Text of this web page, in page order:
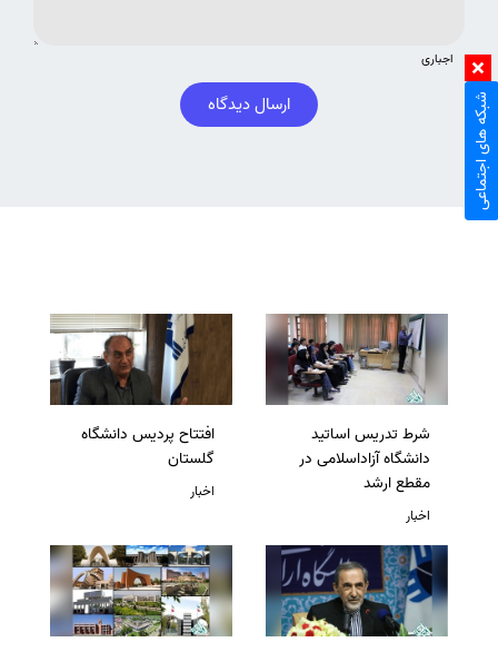
اجباری
ارسال دیدگاه
شرط تدریس اساتید
دانشگاه آزاداسلامی در
مقطع ارشد
اخبار
افتتاح پردیس دانشگاه
گلستان
اخبار
شبکه های اجتماعی